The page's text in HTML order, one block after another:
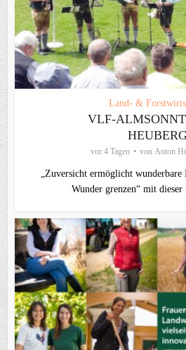
Land- &
VLF-
vor 4 Tagen von Anton
„Zuversicht ermöglicht
Wunder grenzen“ mit dieser